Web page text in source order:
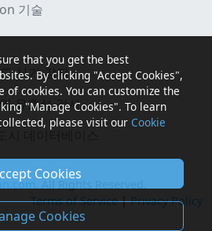
기술
사기 감지
유효성 검사
데이터베이스
Terms of Service|Privacy Policy
that you get the best
By clicking "Accept Cookies",
of cookies. You can customize the
"Manage Cookies". To learn
please visit our Cookie
Cookies
Cookies